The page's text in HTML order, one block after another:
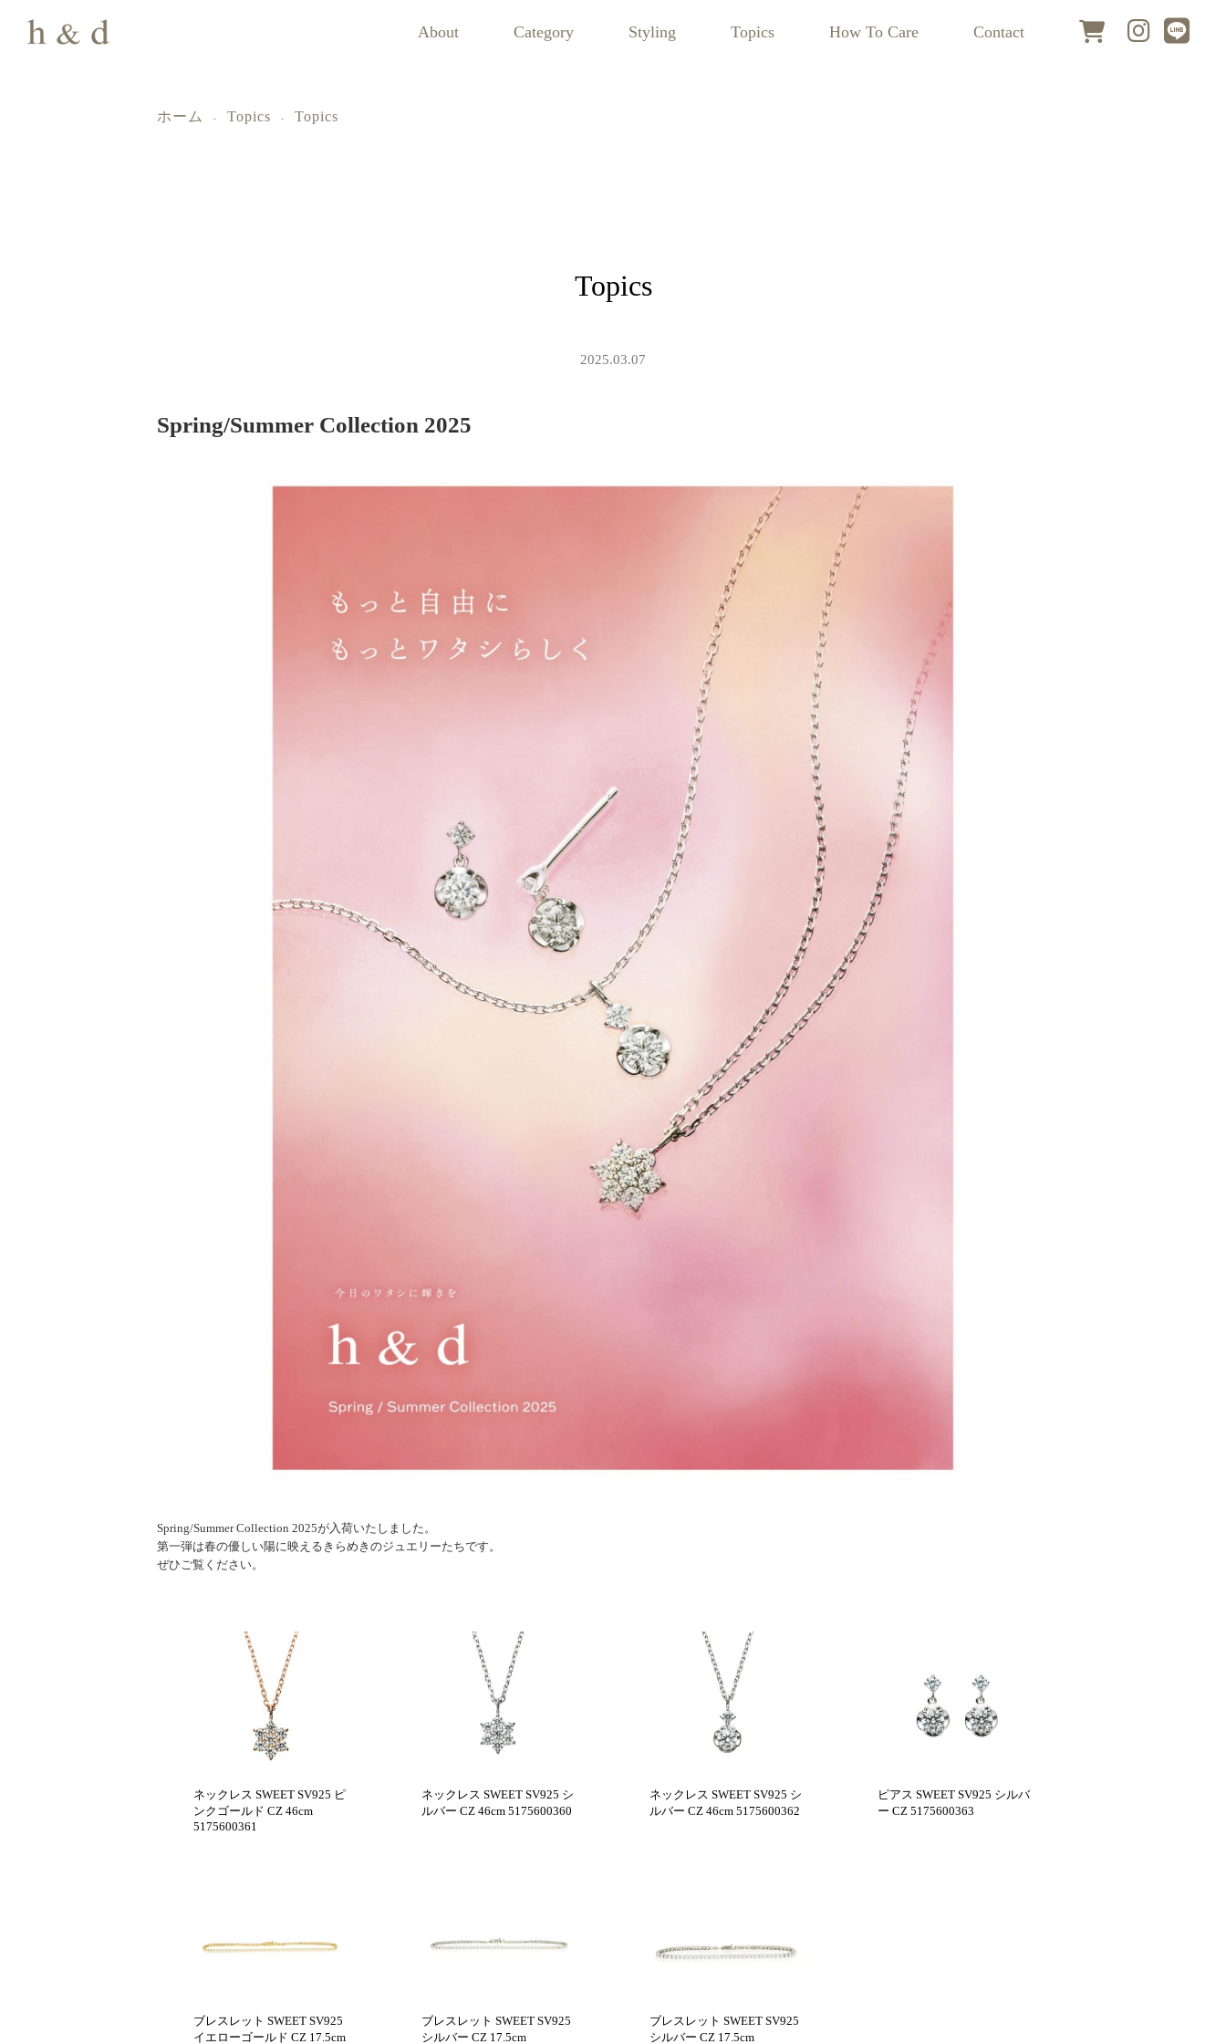
About Category Styling Topics How To Care Contact
ホーム - Topics - Topics
Topics
2025.03.07
Spring/Summer Collection 2025
Spring/Summer Collection 2025が入荷いたしました。
第一弾は春の優しい陽に映えるきらめきのジュエリーたちです。
ぜひご覧ください。
ネックレス SWEET SV925 ピ
ンクゴールド CZ 46cm
5175600361
ネックレス SWEET SV925 シ
ルバー CZ 46cm 5175600360
ネックレス SWEET SV925 シ
ルバー CZ 46cm 5175600362
ピアス SWEET SV925 シルバ
ー CZ 5175600363
ブレスレット SWEET SV925
イエローゴールド CZ 17.5cm
ブレスレット SWEET SV925
シルバー CZ 17.5cm
ブレスレット SWEET SV925
シルバー CZ 17.5cm